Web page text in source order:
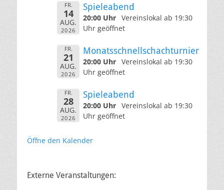
FR.
14
AUG.
2026
Spieleabend
20:00 Uhr Vereinslokal ab 19:30
Uhr geöffnet
FR.
21
AUG.
2026
Monatsschnellschachturnier
20:00 Uhr Vereinslokal ab 19:30
Uhr geöffnet
FR.
28
AUG.
2026
Spieleabend
20:00 Uhr Vereinslokal ab 19:30
Uhr geöffnet
Öffne den Kalender
Externe Veranstaltungen: